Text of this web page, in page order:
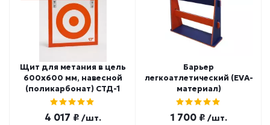
Щит для метания в цель
600х600 мм, навесной
(поликарбонат) СТД-1
4 017 ₽ /шт.
Барьер
легкоатлетический (EVA-
материал)
1 700 ₽ /шт.